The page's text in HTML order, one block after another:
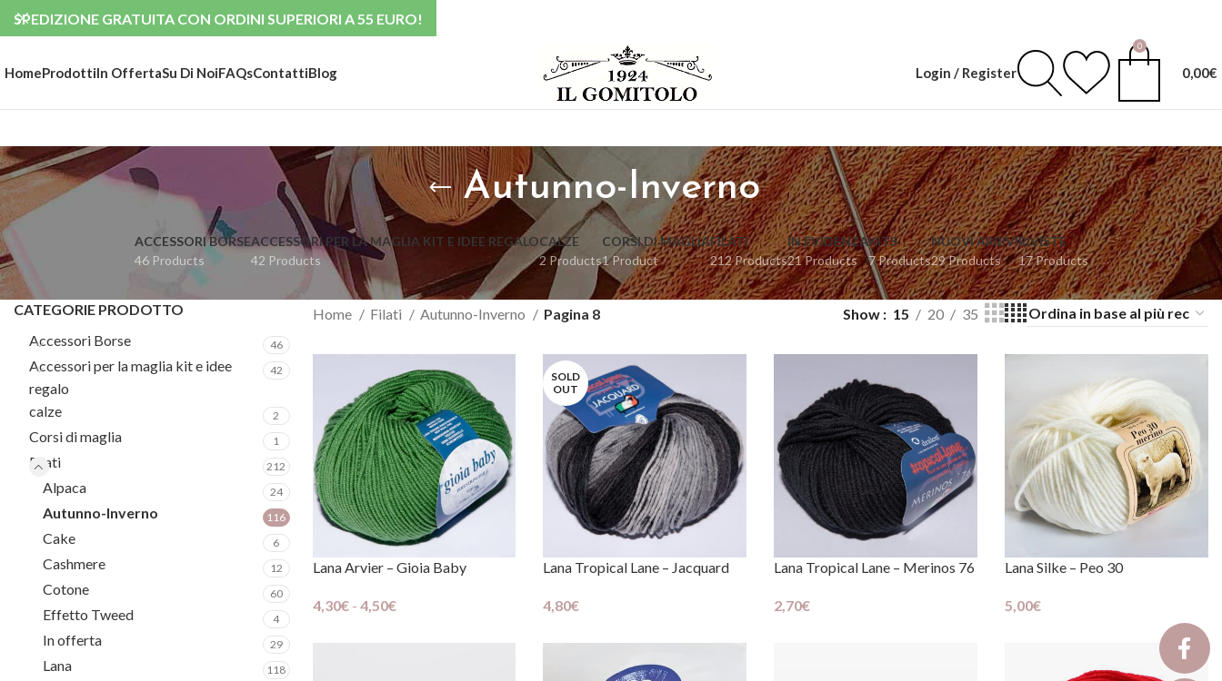
HomeProdottiIn OffertaSu Di NoiFAQsContattiBlog Login / Register
0
0,00€
Autunno-Inverno
ACCESSORI BORSE
46 Products
ACCESSORI PER LA MAGLIA KIT E IDEE REGALO
42 Products
CALZE
2 Products
CORSI DI MAGLIA
1 Product
FILATI
212 Products
IN EVIDENZA
21 Products
KITS
7 Products
NUOVI ARRIVI
29 Products
RIVISTE
17 Products
CATEGORIE PRODOTTO
Accessori Borse
46
Accessori per la maglia kit e idee
regalo
42
calze 2
Corsi di maglia 1
Filati 212
Alpaca 24
Autunno-Inverno 116
Cake 6
Cashmere 12
Cotone 60
Effetto Tweed 4
In offerta 29
Lana 118
Home Filati Autunno-Inverno Pagina 8 Show 15 20 35
Lana Arvier – Gioia Baby
4,30€ - 4,50€
SOLD
OUT
Lana Tropical Lane – Jacquard
4,80€
Lana Tropical Lane – Merinos 76
2,70€
Lana Silke – Peo 30
5,00€
SPEDIZIONE GRATUITA CON ORDINI SUPERIORI A 55 EURO!